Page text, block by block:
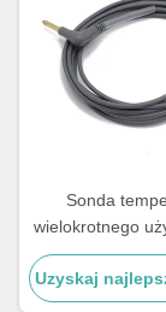
Sonda
wielokrotnego
Paykel o
dzieci
Uzyskaj